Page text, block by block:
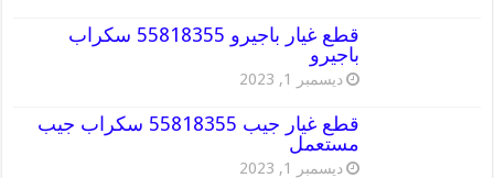
قطع غيار باجيرو 55818355 سكراب
باجيرو
ديسمبر 1, 2023
قطع غيار جيب 55818355 سكراب جيب
مستعمل
ديسمبر 1, 2023